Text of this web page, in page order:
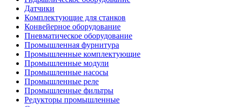
Датчики
Комплектующие для станков
Конвейерное оборудование
Пневматическое оборудование
Промышленная фурнитура
Промышленные комплектующие
Промышленные модули
Промышленные насосы
Промышленные реле
Промышленные фильтры
Редукторы промышленные